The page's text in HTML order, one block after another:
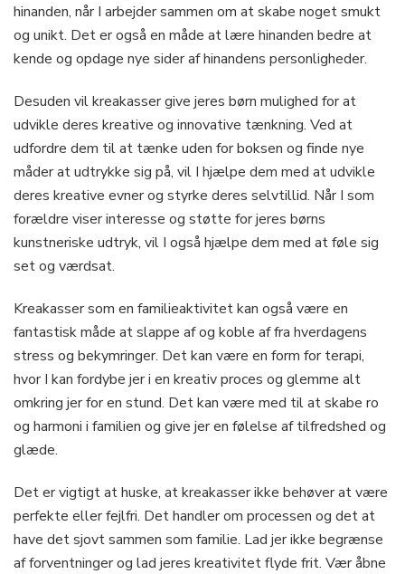
hinanden, når I arbejder sammen om at skabe noget smukt
og unikt. Det er også en måde at lære hinanden bedre at
kende og opdage nye sider af hinandens personligheder.
Desuden vil kreakasser give jeres børn mulighed for at
udvikle deres kreative og innovative tænkning. Ved at
udfordre dem til at tænke uden for boksen og finde nye
måder at udtrykke sig på, vil I hjælpe dem med at udvikle
deres kreative evner og styrke deres selvtillid. Når I som
forældre viser interesse og støtte for jeres børns
kunstneriske udtryk, vil I også hjælpe dem med at føle sig
set og værdsat.
Kreakasser som en familieaktivitet kan også være en
fantastisk måde at slappe af og koble af fra hverdagens
stress og bekymringer. Det kan være en form for terapi,
hvor I kan fordybe jer i en kreativ proces og glemme alt
omkring jer for en stund. Det kan være med til at skabe ro
og harmoni i familien og give jer en følelse af tilfredshed og
glæde.
Det er vigtigt at huske, at kreakasser ikke behøver at være
perfekte eller fejlfri. Det handler om processen og det at
have det sjovt sammen som familie. Lad jer ikke begrænse
af forventninger og lad jeres kreativitet flyde frit. Vær åbne